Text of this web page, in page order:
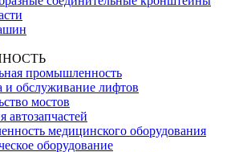
промышленность
и обслуживание лифтов
мостов
автозапчастей
медицинского оборудования
оборудование